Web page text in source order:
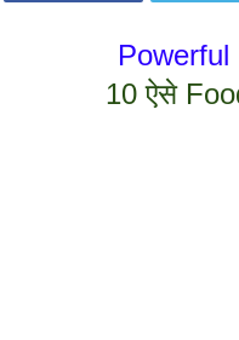
10 ऐसे